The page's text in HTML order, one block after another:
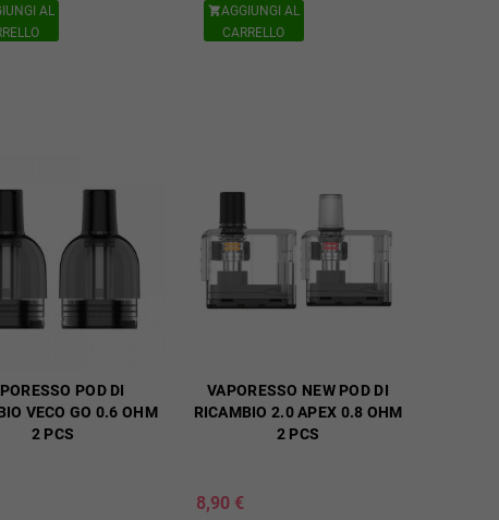
AL
AGGIUNGI AL
CARRELLO
POD DI
VECO GO 0.6 OHM
2 PCS
VAPORESSO NEW POD DI
RICAMBIO 2.0 APEX 0.8 OHM
2 PCS
8,90 €